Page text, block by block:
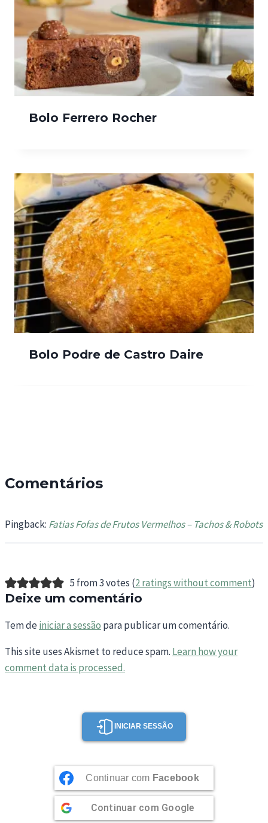
Bolo Ferrero Rocher
Bolo Podre de Castro Daire
Comentários
Pingback: Fatias Fofas de Frutos Vermelhos – Tachos & Robots
5 from 3 votes (2 ratings without comment)
Deixe um comentário
Tem deiniciar a sessão para publicar um comentário.
This site uses Akismet to reduce spam. Learn how your
comment data is processed.
INICIAR SESSÃO
Continuar com Facebook
Continuar com Google